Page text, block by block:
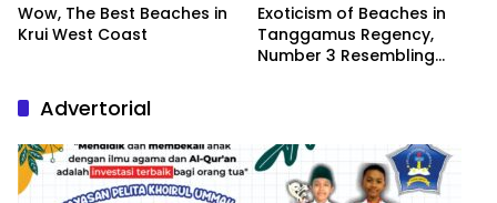
Wow, The Best Beaches in
Krui West Coast
Exoticism of Beaches in
Tanggamus Regency,
Number 3 Resembling
Advertorial